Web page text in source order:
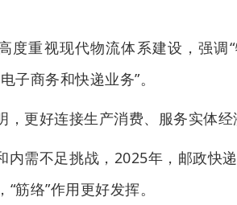
度重视现代物流体系建设，强调“
子商务和快递业务”。
，更好连接生产消费、服务实体经
内需不足挑战，2025年，邮政快
筋络”作用更好发挥。